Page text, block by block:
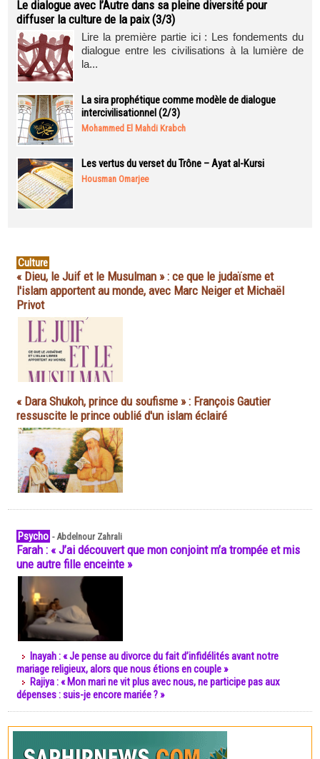
Le dialogue avec l’Autre dans sa pleine diversité pour
diffuser la culture de la paix (3/3)
Lire la première partie ici : Les fondements du
dialogue entre les civilisations à la lumière de
la...
La sira prophétique comme modèle de dialogue
intercivilisationnel (2/3)
Mohammed El Mahdi Krabch
Les vertus du verset du Trône – Ayat al-Kursi
Housman Omarjee
Culture
« Dieu, le Juif et le Musulman » : ce que le judaïsme et
l'islam apportent au monde, avec Marc Neiger et Michaël
Privot
« Dara Shukoh, prince du soufisme » : François Gautier
ressuscite le prince oublié d'un islam éclairé
Psycho -Abdelnour Zahrali
Farah : « J’ai découvert que mon conjoint m’a trompée et mis
une autre fille enceinte »
Inayah : « Je pense au divorce du fait d’infidélités avant notre
mariage religieux, alors que nous étions en couple »
Rajiya : « Mon mari ne vit plus avec nous, ne participe pas aux
dépenses : suis-je encore mariée ? »